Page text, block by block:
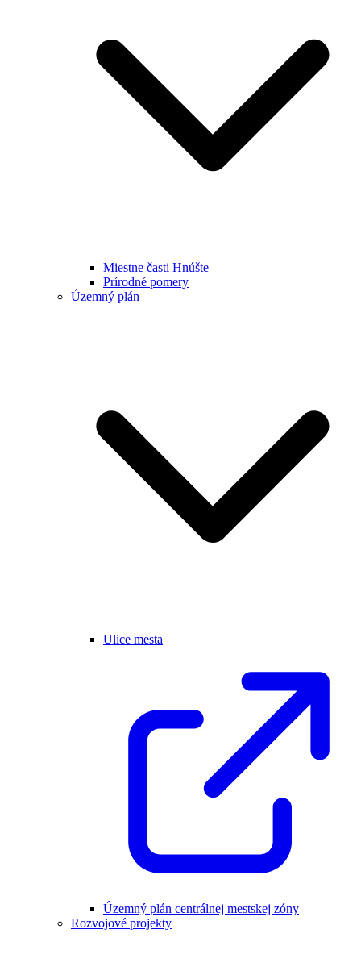
Miestne časti Hnúšte
Prírodné pomery
Územný plán
Ulice mesta
Územný plán centrálnej mestskej zóny
Rozvojové projekty